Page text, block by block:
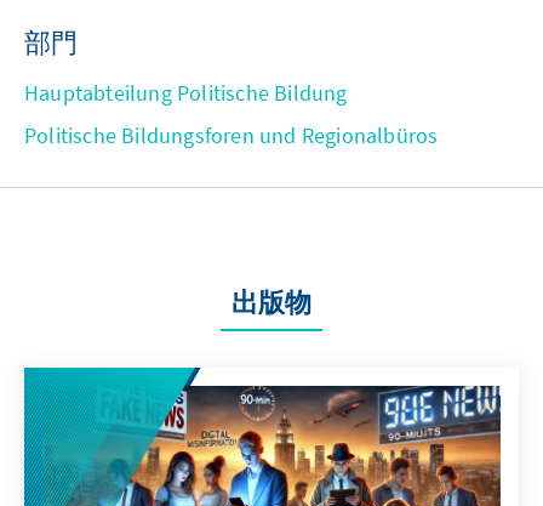
部門
Hauptabteilung Politische Bildung
Politische Bildungsforen und Regionalbüros
出版物